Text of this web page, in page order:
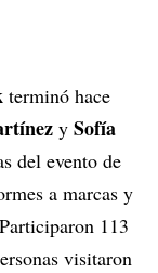
terminó hace
y Sofía
del evento de
a marcas y
113
visitaron